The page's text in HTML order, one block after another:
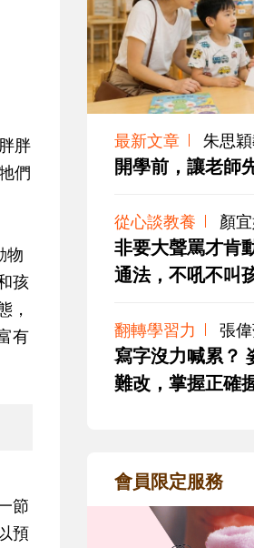
胖
們
物
孩
，
有
節
預
最新文章 朱思
開學前，讓老師
從心談教養 顏
非要大聲罵才肯
通法，不吼不叫
翻轉學習力 張
寫字沒力喊累？
難改，掌握正確
會員限定服務